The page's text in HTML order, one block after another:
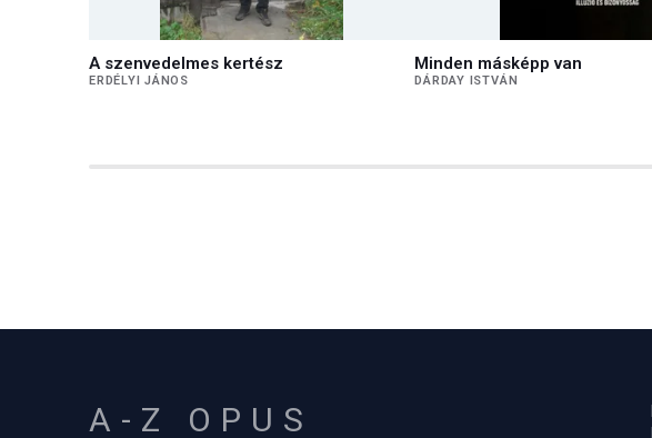
A szenvedelmes kertész
ERDÉLYI JÁNOS
Minden másképp van
DÁRDAY ISTVÁN
A-Z OPUS